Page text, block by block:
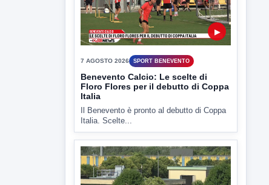
▶
7 AGOSTO 2026 SPORT BENEVENTO
Benevento Calcio: Le scelte di
Floro Flores per il debutto di Coppa
Italia
Il Benevento è pronto al debutto di Coppa
Italia. Scelte...